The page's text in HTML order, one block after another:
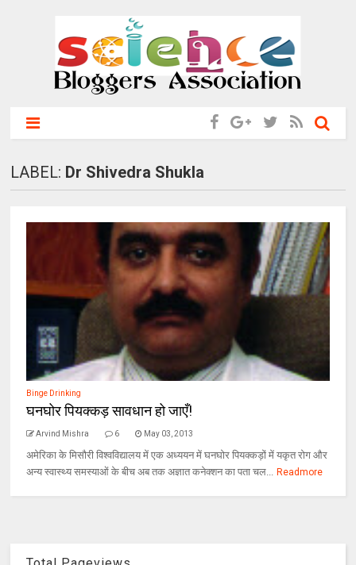
LABEL: Dr Shivedra Shukla
Binge Drinking
घनघोर पियक्कड़ सावधान हो जाएँ!
Arvind Mishra 6 May 03, 2013
अमेरिका के मिसौरी विश्वविद्यालय में एक अध्ययन में घनघोर पियक्कड़ों में यकृत रोग और
अन्य स्वास्थ्य समस्याओं के बीच अब तक अज्ञात कनेक्शन का पता चल... Readmore